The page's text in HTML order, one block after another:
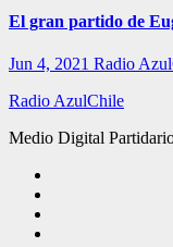
El gran partido de
Jun 4, 2021 Radio
Radio AzulChile
Medio Digital